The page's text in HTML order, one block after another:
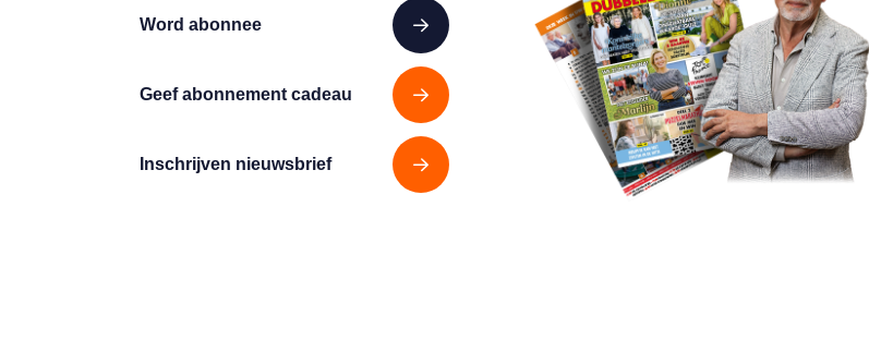
Word abonnee
Geef abonnement cadeau
Inschrijven nieuwsbrief